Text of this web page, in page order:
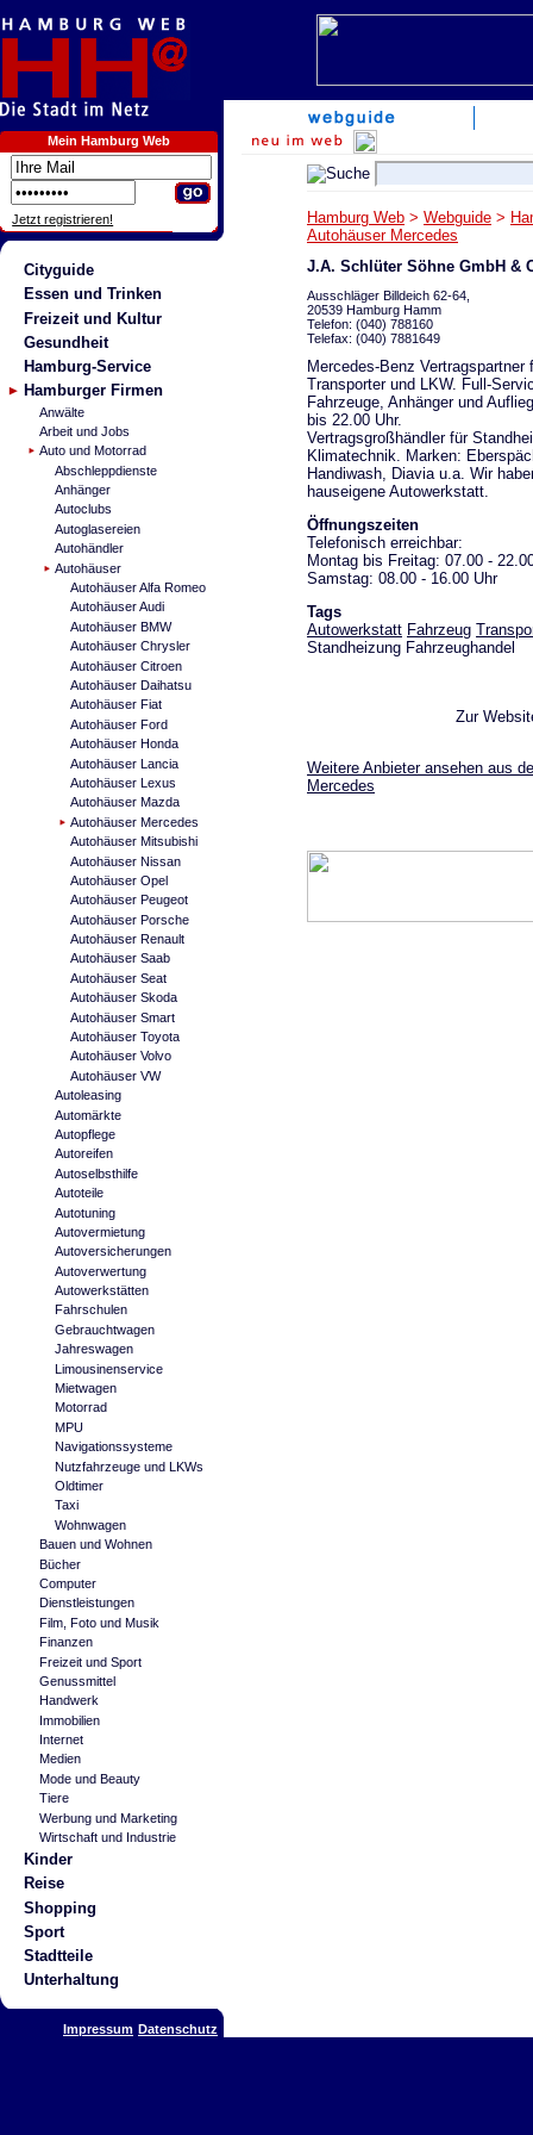
Mein Hamburg Web
Jetzt registrieren!
Cityguide
Essen und Trinken
Freizeit und Kultur
Gesundheit
Hamburg-Service
Hamburger Firmen
Anwälte
Arbeit und Jobs
Auto und Motorrad
Abschleppdienste
Anhänger
Autoclubs
Autoglasereien
Autohändler
Autohäuser
Autohäuser Alfa Romeo
Autohäuser Audi
Autohäuser BMW
Autohäuser Chrysler
Autohäuser Citroen
Autohäuser Daihatsu
Autohäuser Fiat
Autohäuser Ford
Autohäuser Honda
Autohäuser Lancia
Autohäuser Lexus
Autohäuser Mazda
Autohäuser Mercedes
Autohäuser Mitsubishi
Autohäuser Nissan
Autohäuser Opel
Autohäuser Peugeot
Autohäuser Porsche
Autohäuser Renault
Autohäuser Saab
Autohäuser Seat
Autohäuser Skoda
Autohäuser Smart
Autohäuser Toyota
Autohäuser Volvo
Autohäuser VW
Autoleasing
Automärkte
Autopflege
Autoreifen
Autoselbsthilfe
Autoteile
Autotuning
Autovermietung
Autoversicherungen
Autoverwertung
Autowerkstätten
Fahrschulen
Gebrauchtwagen
Jahreswagen
Limousinenservice
Mietwagen
Motorrad
MPU
Navigationssysteme
Nutzfahrzeuge und LKWs
Oldtimer
Taxi
Wohnwagen
Bauen und Wohnen
Bücher
Computer
Dienstleistungen
Film, Foto und Musik
Finanzen
Freizeit und Sport
Genussmittel
Handwerk
Immobilien
Internet
Medien
Mode und Beauty
Tiere
Werbung und Marketing
Wirtschaft und Industrie
Kinder
Reise
Shopping
Sport
Stadtteile
Unterhaltung
Impressum Datenschutz
Hamburg Web > Webguide >
Autohäuser Mercedes
J.A. Schlüter Söhne GmbH &
Ausschläger Billdeich 62-64,
20539 Hamburg Hamm
Telefon: (040) 788160
Telefax: (040) 7881649
Mercedes-Benz Vertragspartner
Transporter und LKW. Full-
Fahrzeuge, Anhänger und
bis 22.00 Uhr.
Vertragsgroßhändler für
Klimatechnik. Marken:
Handiwash, Diavia u.a. Wir
hauseigene Autowerkstatt.
Öffnungszeiten
Telefonisch erreichbar:
Montag bis Freitag: 07.00 -
Samstag: 08.00 - 16.00 Uhr
Tags
Autowerkstatt Fahrzeug
Standheizung Fahrzeughandel
Zur
Weitere Anbieter ansehen aus
Mercedes